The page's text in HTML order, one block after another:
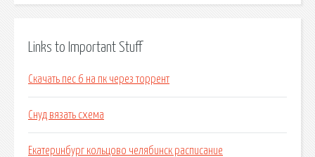
Links to Important Stuff
Скачать пес 6 на пк через торрент
Снуд вязать схема
Екатеринбург кольцово челябинск расписание